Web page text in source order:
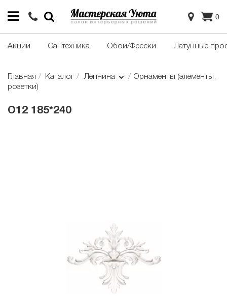
0
Акции Сантехника Обои/Фрески Латунные
Главная Каталог Лепнина
Орнаменты (элементы,
розетки)
О12 185*240